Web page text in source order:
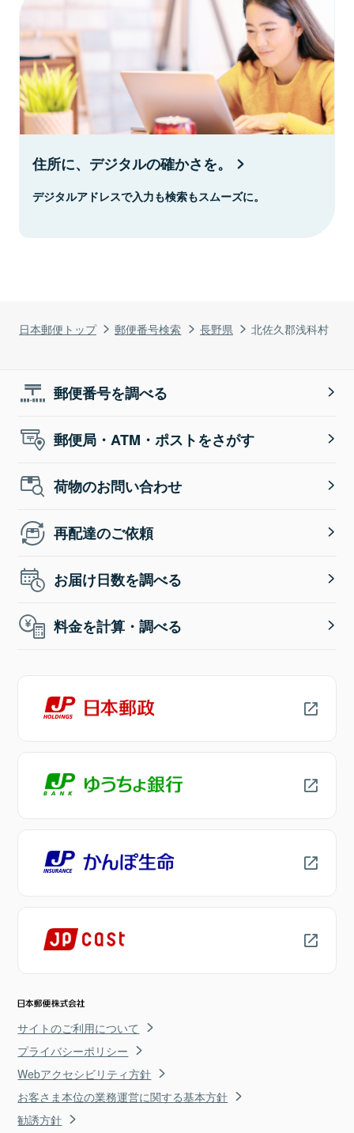
日本郵便トップ 郵便番号検索 長野県 北佐久郡浅科村
住所に、デジタルの確かさを。
デジタルアドレスで入力も検索もスムーズに。
郵便番号を調べる
郵便局・ATM・ポストをさがす
荷物のお問い合わせ
再配達のご依頼
お届け日数を調べる
料金を計算・調べる
サイトのご利用について
プライバシーポリシー
Webアクセシビリティ方針
お客さま本位の業務運営に関する基本方針
勧誘方針